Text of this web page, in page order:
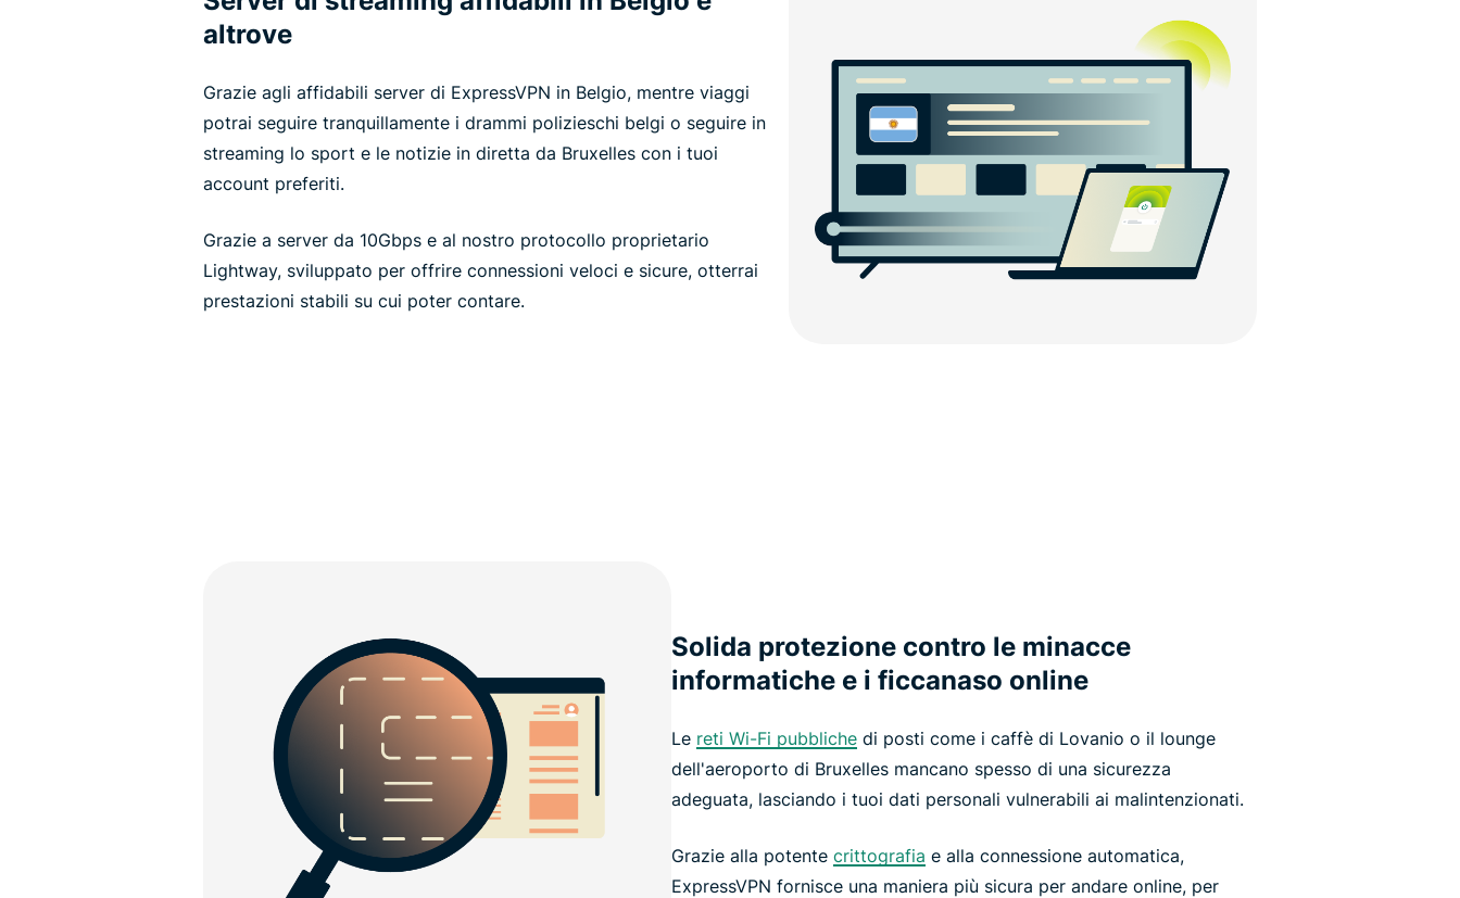
altrove
Grazie agli affidabili server di ExpressVPN in Belgio, mentre viaggi
potrai seguire tranquillamente i drammi polizieschi belgi o seguire in
streaming lo sport e le notizie in diretta da Bruxelles con i tuoi
account preferiti.
Grazie a server da 10Gbps e al nostro protocollo proprietario
Lightway, sviluppato per offrire connessioni veloci e sicure, otterrai
prestazioni stabili su cui poter contare.
Solida protezione contro le minacce
informatiche e i ficcanaso online
Le reti Wi-Fi pubblichedi posti come i caffè di Lovanio o il lounge
dell'aeroporto di Bruxelles mancano spesso di una sicurezza
adeguata, lasciando i tuoi dati personali vulnerabili ai malintenzionati.
Grazie alla potente crittografia e alla connessione automatica,
ExpressVPN fornisce una maniera più sicura per andare online, per